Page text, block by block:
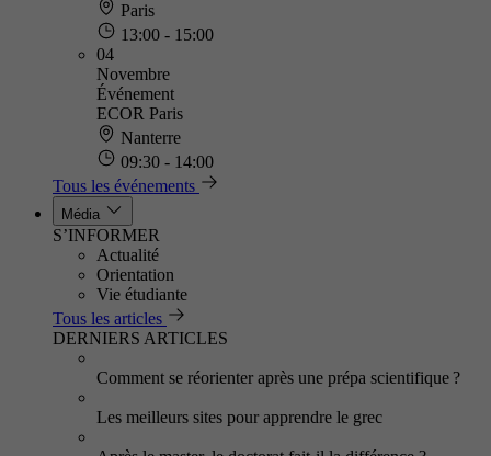
Paris
13:00 - 15:00
04
Novembre
Événement
ECOR Paris
Nanterre
09:30 - 14:00
Tous les événements
Média
S’INFORMER
Actualité
Orientation
Vie étudiante
Tous les articles
DERNIERS ARTICLES
Comment se réorienter après une prépa scientifique ?
Les meilleurs sites pour apprendre le grec